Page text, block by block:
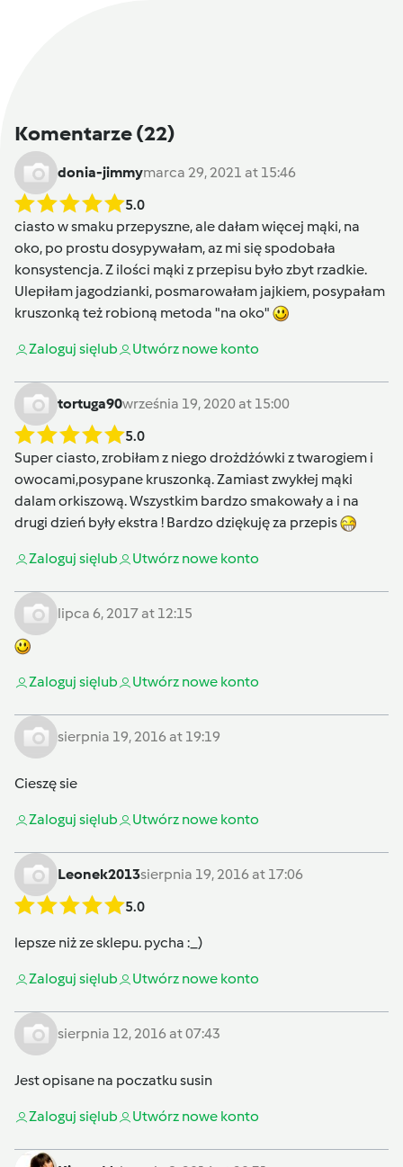
Komentarze(22)
donia-jimmymarca 29, 2021 at 15:46
5.0
ciasto w smaku przepyszne, ale dałam więcej mąki, na
oko, po prostu dosypywałam, az mi się spodobała
konsystencja. Z ilości mąki z przepisu było zbyt rzadkie.
Ulepiłam jagodzianki, posmarowałam jajkiem, posypałam
kruszonką też robioną metoda "na oko"
Zaloguj sięlub Utwórz nowe konto
tortuga90września 19, 2020 at 15:00
5.0
Super ciasto, zrobiłam z niego drożdżówki z twarogiem i
owocami,posypane kruszonką. Zamiast zwykłej mąki
dalam orkiszową. Wszystkim bardzo smakowały a i na
drugi dzień były ekstra ! Bardzo dziękuję za przepis
Zaloguj sięlub Utwórz nowe konto
lipca 6, 2017 at 12:15
Zaloguj sięlub Utwórz nowe konto
sierpnia 19, 2016 at 19:19
Cieszę sie
Zaloguj sięlub Utwórz nowe konto
Leonek2013sierpnia 19, 2016 at 17:06
5.0
lepsze niż ze sklepu. pycha :_)
Zaloguj sięlub Utwórz nowe konto
sierpnia 12, 2016 at 07:43
Jest opisane na poczatku susin
Zaloguj sięlub Utwórz nowe konto